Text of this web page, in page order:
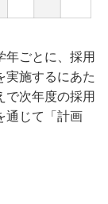
年ごとに、採用
実施するにあた
で次年度の採用
通じて「計画